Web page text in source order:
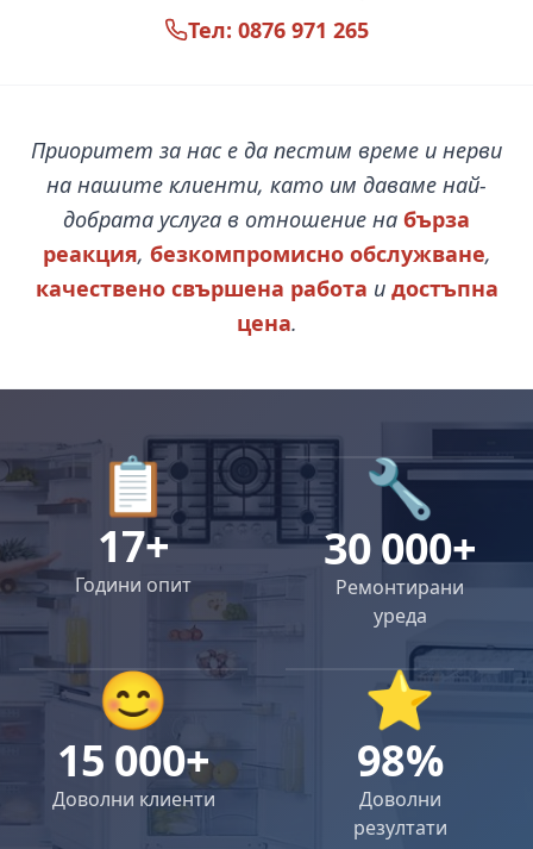
Тел: 0876 971 265
Приоритет за нас е да пестим време и нерви
на нашите клиенти, като им даваме най-
добрата услуга в отношение на бърза
реакция, безкомпромисно обслужване,
качествено свършена работа и достъпна
цена.
📋
17+
Години опит
🔧
30 000+
Ремонтирани
уреда
😊
15 000+
Доволни клиенти
⭐
98%
Доволни
резултати